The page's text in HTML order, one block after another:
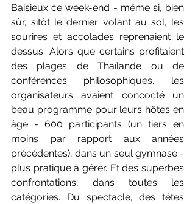
Baisieux ce week-end - même si, bien
sûr, sitôt le dernier volant au sol, les
sourires et accolades reprenaient le
dessus. Alors que certains profitaient
des plages de Thaïlande ou de
conférences philosophiques, les
organisateurs avaient concocté un
beau programme pour leurs hôtes en
âge - 600 participants (un tiers en
moins par rapport aux années
précédentes), dans un seul gymnase -
plus pratique à gérer. Et des superbes
confrontations, dans toutes les
catégories. Du spectacle, des têtes